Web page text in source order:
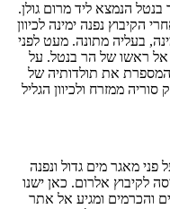
הנמצא ליד מרום גולן.
הקיבוץ נפנה ימינה לכיוון
לאחר 3 ק"מ שוב ימינה, בעליה מתונה. מעט לפני
אל ראשו של הר בנטל. על
המספרת את תולדותיה של
ממזרח ולכיוון הגליל
פני מאגר מים גדול ונפנה
לקיבוץ אלרום. כאן ישנו
והכרמים ומגיע אל אתר